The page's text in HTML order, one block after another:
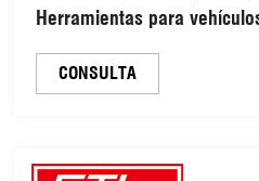
Herramientas para
diagnóstico y
(48110127)
CONSULTA